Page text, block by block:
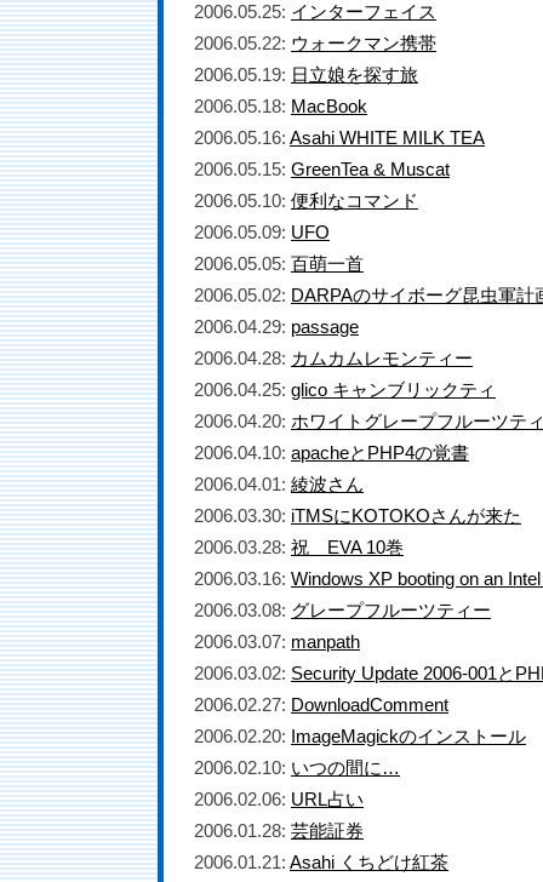
2006.05.25: インターフェイス
2006.05.22: ウォークマン携帯
2006.05.19: 日立娘を探す旅
2006.05.18: MacBook
2006.05.16: Asahi WHITE MILK TEA
2006.05.15: GreenTea & Muscat
2006.05.10: 便利なコマンド
2006.05.09: UFO
2006.05.05: 百萌一首
2006.05.02: DARPAのサイボーグ昆虫軍計
2006.04.29: passage
2006.04.28: カムカムレモンティー
2006.04.25: glico キャンブリックティ
2006.04.20: ホワイトグレープフルーツテ
2006.04.10: apacheとPHP4の覚書
2006.04.01: 綾波さん
2006.03.30: iTMSにKOTOKOさんが来た
2006.03.28: 祝 EVA 10巻
2006.03.16: Windows XP booting on an
2006.03.08: グレープフルーツティー
2006.03.07: manpath
2006.03.02: Security Update 2006-001と
2006.02.27: DownloadComment
2006.02.20: ImageMagickのインストール
2006.02.10: いつの間に…
2006.02.06: URL占い
2006.01.28: 芸能証券
2006.01.21: Asahi くちどけ紅茶